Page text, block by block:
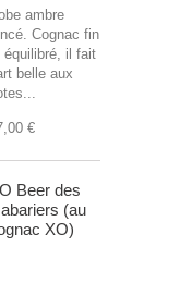
ambre
Cognac fin
équilibré, il fait
belle aux
€
Beer des
(au
XO)